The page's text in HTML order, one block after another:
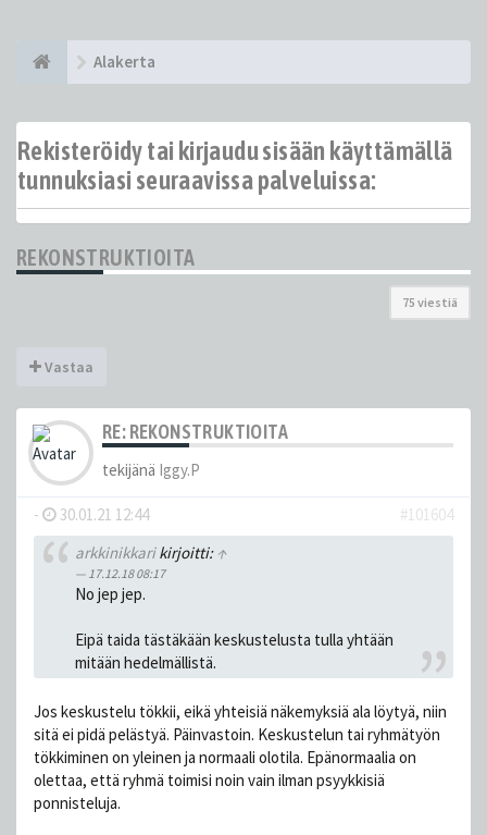
Alakerta
Rekisteröidy tai kirjaudu sisään käyttämällä
tunnuksiasi seuraavissa palveluissa:
REKONSTRUKTIOITA
75 viestiä
Vastaa
RE: REKONSTRUKTIOITA
tekijänä Iggy.P
- 30.01.21 12:44
#101604
arkkinikkarikirjoitti: ↑
17.12.18 08:17
No jep jep.
Eipä taida tästäkään keskustelusta tulla yhtään
mitään hedelmällistä.
Jos keskustelu tökkii, eikä yhteisiä näkemyksiä ala löytyä, niin
sitä ei pidä pelästyä. Päinvastoin. Keskustelun tai ryhmätyön
tökkiminen on yleinen ja normaali olotila. Epänormaalia on
olettaa, että ryhmä toimisi noin vain ilman psyykkisiä
ponnisteluja.